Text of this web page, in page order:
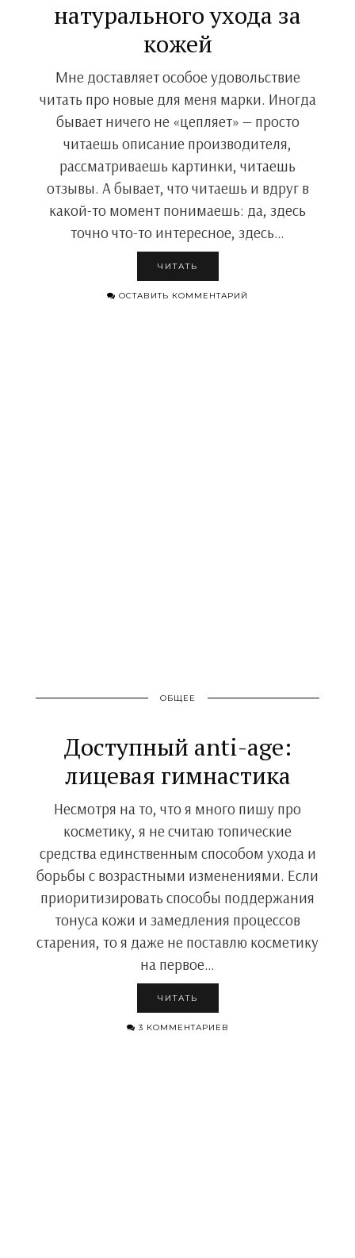
натурального ухода за
кожей
Мне доставляет особое удовольствие
читать про новые для меня марки. Иногда
бывает ничего не «цепляет» — просто
читаешь описание производителя,
рассматриваешь картинки, читаешь
отзывы. А бывает, что читаешь и вдруг в
какой-то момент понимаешь: да, здесь
точно что-то интересное, здесь…
ЧИТАТЬ
ОСТАВИТЬ КОММЕНТАРИЙ
ОБЩЕЕ
Доступный anti-age:
лицевая гимнастика
Несмотря на то, что я много пишу про
косметику, я не считаю топические
средства единственным способом ухода и
борьбы с возрастными изменениями. Если
приоритизировать способы поддержания
тонуса кожи и замедления процессов
старения, то я даже не поставлю косметику
на первое…
ЧИТАТЬ
3 КОММЕНТАРИЕВ